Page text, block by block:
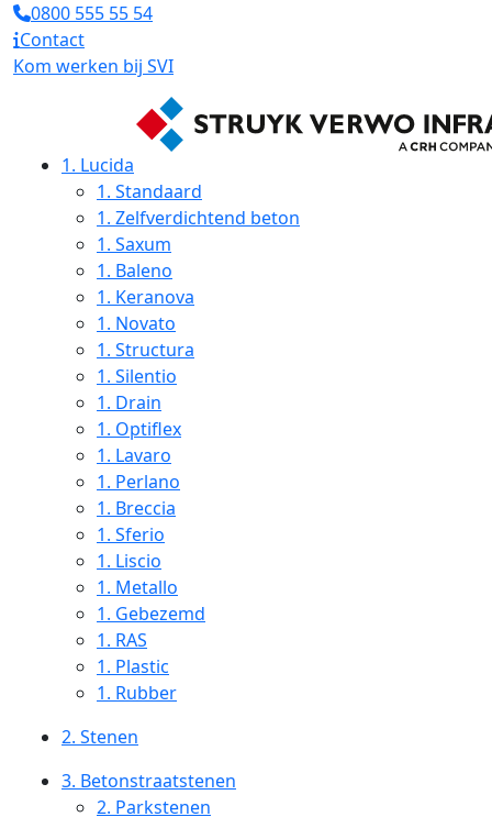
0800 555 55 54
Contact
Kom werken bij SVI
1. Lucida
1. Standaard
1. Zelfverdichtend beton
1. Saxum
1. Baleno
1. Keranova
1. Novato
1. Structura
1. Silentio
1. Drain
1. Optiflex
1. Lavaro
1. Perlano
1. Breccia
1. Sferio
1. Liscio
1. Metallo
1. Gebezemd
1. RAS
1. Plastic
1. Rubber
2. Stenen
3. Betonstraatstenen
2. Parkstenen